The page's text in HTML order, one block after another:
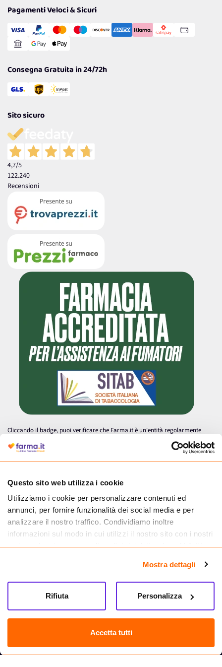
Questo sito web utilizza i cookie
Utilizziamo i cookie per personalizzare contenuti ed
annunci, per fornire funzionalità dei social media e per
analizzare il nostro traffico. Condividiamo inoltre
informazioni sul modo in cui utilizzi il nostro sito con i nostri
partner che si occupano di analisi dei dati web, pubblicità e
informazioni che hai fornito loro o che hanno raccolto dal
tuo utilizzo dei loro servizi.
Mostra dettagli
Accetta tutti
Personalizza
Rifiuta
Cookie Policy
Gestisci Cookie
Reso Facile e Veloce
Pagamenti Veloci & Sicuri
Consegna Gratuita in 24/72h
Sito sicuro
4,7/5
122.240
Recensioni
Cliccando il badge, puoi verificare che Farma.it è un'entità regolarmente
autorizzata dal Ministero della Salute a effettuare la vendita online di
medicinali.
Farma.it S.a.s. P. IVA 07417261216 REA: NA-884088
CREDITS
Sede legale Via delle Repubbliche Marinare 128, 80147 Napoli